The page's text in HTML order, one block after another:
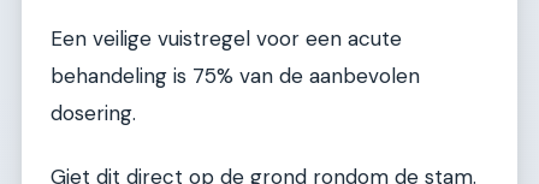
Een veilige vuistregel voor een acute
behandeling is 75% van de aanbevolen
dosering.
Giet dit direct op de grond rondom de stam.